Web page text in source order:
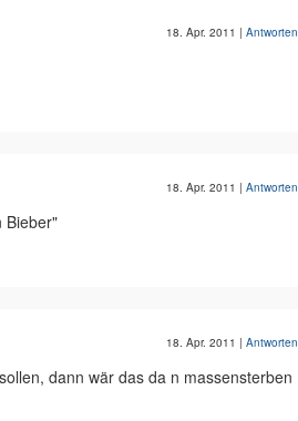
18. Apr. 2011 | Antworten
18. Apr. 2011 | Antworten
Bieber"
18. Apr. 2011 | Antworten
dann wär das da n massensterben